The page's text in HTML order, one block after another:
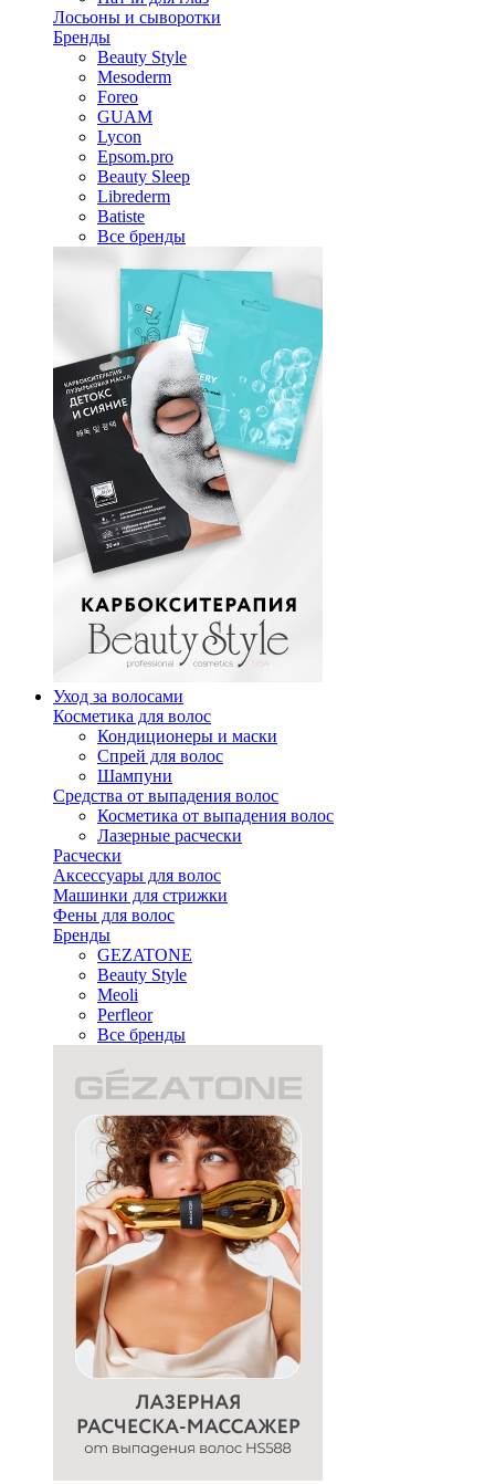
Лосьоны и сыворотки
Бренды
Beauty Style
Mesoderm
Foreo
GUAM
Lycon
Epsom.pro
Beauty Sleep
Librederm
Batiste
Все бренды
Уход за волосами
Косметика для волос
Кондиционеры и маски
Спрей для волос
Шампуни
Средства от выпадения волос
Косметика от выпадения волос
Лазерные расчески
Расчески
Аксессуары для волос
Машинки для стрижки
Фены для волос
Бренды
GEZATONE
Beauty Style
Meoli
Perfleor
Все бренды